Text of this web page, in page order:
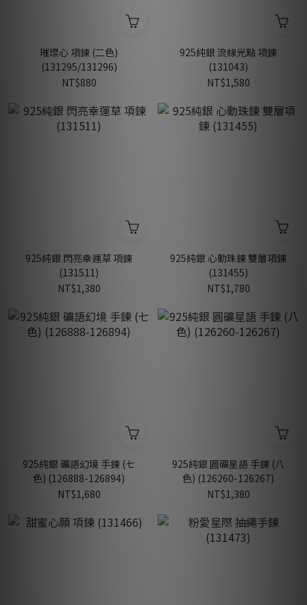
璀璨心 項鍊 (二色)
(131295/131296)
NT$880
925純銀 流線光點 項鍊
(131043)
NT$1,580
925純銀 閃亮幸運草 項鍊
(131511)
NT$1,380
925純銀 心動珠鍊 雙層項鍊
(131455)
NT$1,780
925純銀 礦語幻境 手鍊 (七
色) (126888-126894)
NT$1,680
925純銀 圓礦星語 手鍊 (八
色) (126260-126267)
NT$1,380